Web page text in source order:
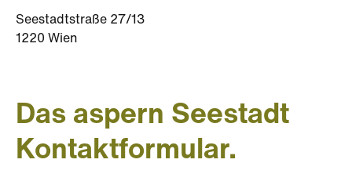
Seestadtstraße 27/13
1220 Wien
Das aspern Seestadt
Kontaktformular.